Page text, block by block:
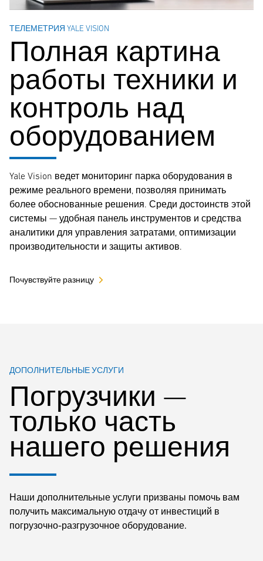
ТЕЛЕМЕТРИЯ YALE VISION
Полная картина
работы техники и
контроль над
оборудованием
Yale Vision ведет мониторинг парка оборудования в
режиме реального времени, позволяя принимать
более обоснованные решения. Среди достоинств этой
системы — удобная панель инструментов и средства
аналитики для управления затратами, оптимизации
производительности и защиты активов.
Почувствуйте разницу
ДОПОЛНИТЕЛЬНЫЕ УСЛУГИ
Погрузчики —
только часть
нашего решения
Наши дополнительные услуги призваны помочь вам
получить максимальную отдачу от инвестиций в
погрузочно-разгрузочное оборудование.